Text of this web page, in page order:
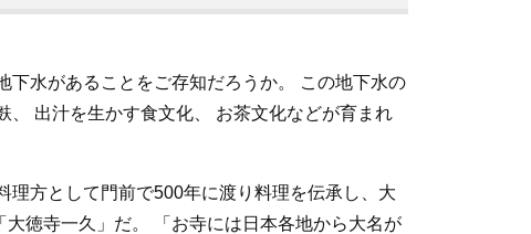
水があることをご存知だろうか。 この地下水の
、 出汁を生かす食文化、 お茶文化などが育まれ
方として門前で500年に渡り料理を伝承し、大
徳寺一久」だ。 「お寺には日本各地から大名が